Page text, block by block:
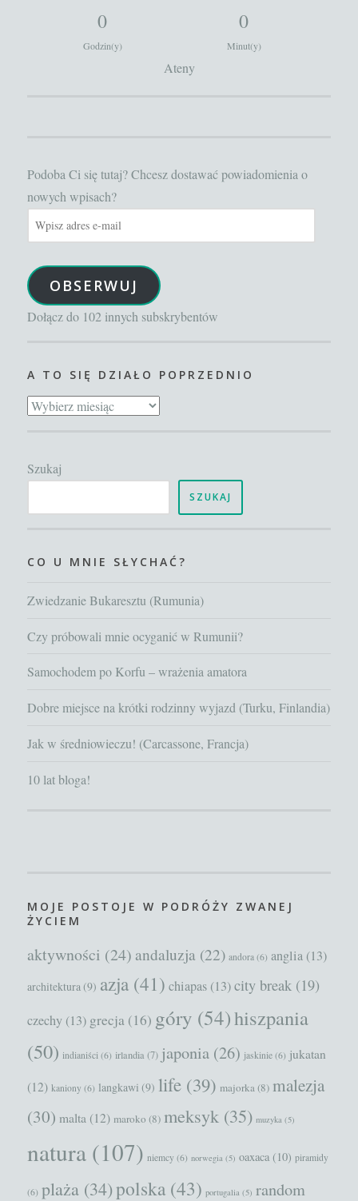
0
Godzin(y)
0
Minut(y)
Ateny
Podoba Ci się tutaj? Chcesz dostawać powiadomienia o
nowych wpisach?
Wpisz
adres
mail
OBSERWUJ
Dołącz do 102 innych subskrybentów
A TO SIĘ DZIAŁO POPRZEDNIO
A
działo
Szukaj
SZUKAJ
CO U MNIE SŁYCHAĆ?
Zwiedzanie Bukaresztu (Rumunia)
Czy próbowali mnie ocyganić w Rumunii?
Samochodem po Korfu – wrażenia amatora
Dobre miejsce na krótki rodzinny wyjazd (Turku, Finlandia)
Jak w średniowieczu! (Carcassone, Francja)
10 lat bloga!
MOJE POSTOJE W PODRÓŻY ZWANEJ
ŻYCIEM
aktywności (24) andaluzja (22) andora (6) anglia (13)
architektura (9) azja (41) chiapas (13) city break (19)
czechy (13) grecja (16) góry (54)hiszpania
(50) indianiści (6) irlandia (7) japonia (26) jaskinie (6) jukatan
(12) kaniony (6) langkawi (9) life (39) majorka(8) malezja
(30) malta (12) maroko (8) meksyk (35) muzyka (5)
natura (107) niemcy (6) norwegia (5) oaxaca (10) piramidy
(6) plaża (34)polska (43) portugalia (5) random